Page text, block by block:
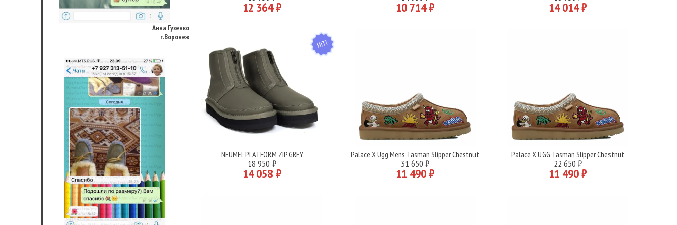
Анна Гузенко
г.Воронеж
Светлана,
Аниматор, г. Москва
12 364 ₽ 10 714 ₽ 14 014 ₽
HIT
Подробнее
NEUMEL PLATFORM ZIP GREY
18 950 ₽
14 058 ₽
Подробнее
Palace X Ugg Mens Tasman Slipper Chestnut
31 650 ₽
11 490 ₽
Подробнее
Palace X UGG Tasman Slipper Chestnut
22 650 ₽
11 490 ₽